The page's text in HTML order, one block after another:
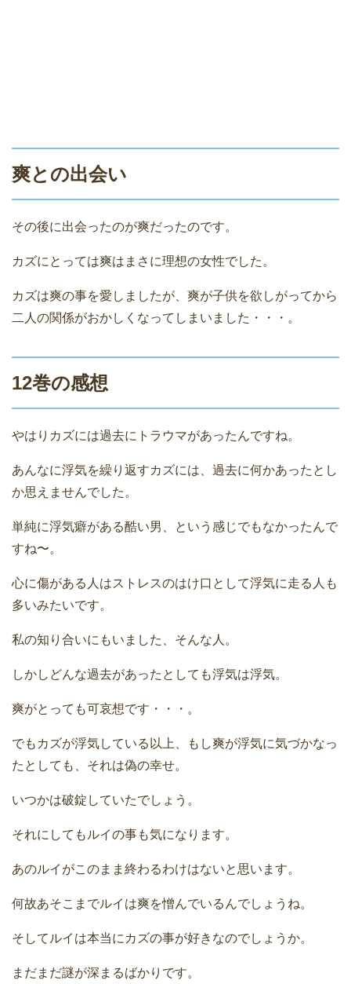
爽との出会い
その後に出会ったのが爽だったのです。
カズにとっては爽はまさに理想の女性でした。
カズは爽の事を愛しましたが、爽が子供を欲しがってから
二人の関係がおかしくなってしまいました・・・。
12巻の感想
やはりカズには過去にトラウマがあったんですね。
あんなに浮気を繰り返すカズには、過去に何かあったとし
か思えませんでした。
単純に浮気癖がある酷い男、という感じでもなかったんで
すね〜。
心に傷がある人はストレスのはけ口として浮気に走る人も
多いみたいです。
私の知り合いにもいました、そんな人。
しかしどんな過去があったとしても浮気は浮気。
爽がとっても可哀想です・・・。
でもカズが浮気している以上、もし爽が浮気に気づかなっ
たとしても、それは偽の幸せ。
いつかは破錠していたでしょう。
それにしてもルイの事も気になります。
あのルイがこのまま終わるわけはないと思います。
何故あそこまでルイは爽を憎んでいるんでしょうね。
そしてルイは本当にカズの事が好きなのでしょうか。
まだまだ謎が深まるばかりです。